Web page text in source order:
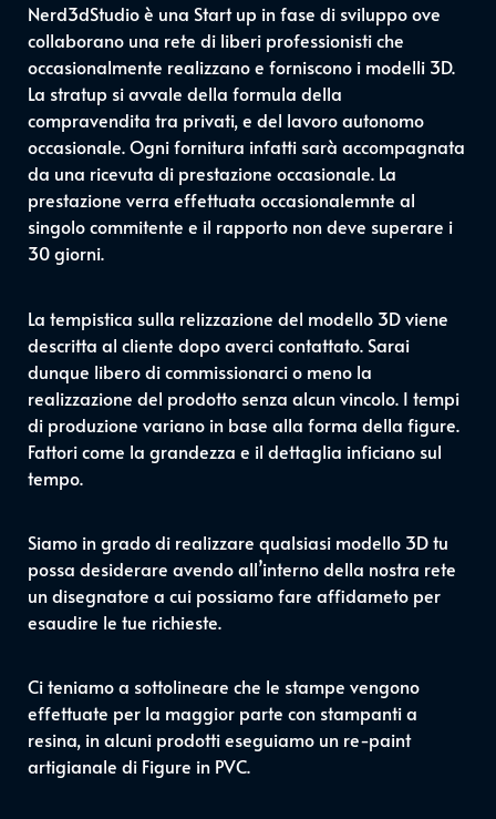
Nerd3dStudio è una Start up in fase di sviluppo ove
collaborano una rete di liberi professionisti che
occasionalmente realizzano e forniscono i modelli 3D.
La stratup si avvale della formula della
compravendita tra privati, e del lavoro autonomo
occasionale. Ogni fornitura infatti sarà accompagnata
da una ricevuta di prestazione occasionale. La
prestazione verra effettuata occasionalemnte al
singolo commitente e il rapporto non deve superare i
30 giorni.
La tempistica sulla relizzazione del modello 3D viene
descritta al cliente dopo averci contattato. Sarai
dunque libero di commissionarci o meno la
realizzazione del prodotto senza alcun vincolo. I tempi
di produzione variano in base alla forma della figure.
Fattori come la grandezza e il dettaglia inficiano sul
tempo.
Siamo in grado di realizzare qualsiasi modello 3D tu
possa desiderare avendo all’interno della nostra rete
un disegnatore a cui possiamo fare affidameto per
esaudire le tue richieste.
Ci teniamo a sottolineare che le stampe vengono
effettuate per la maggior parte con stampanti a
resina, in alcuni prodotti eseguiamo un re-paint
artigianale di Figure in PVC.